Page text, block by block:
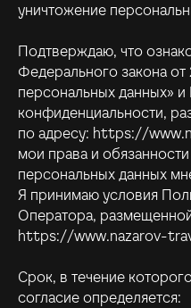
уничтожение
Подтверждаю, что
Федерального закона
персональных данных»
конфиденциальности,
по адресу: https://
мои права и
персональных данных
Я принимаю условия
Оператора,
https://www.nazarov-
Срок, в течение
согласие определяется:
О проекте
Ближайшие
Галерея